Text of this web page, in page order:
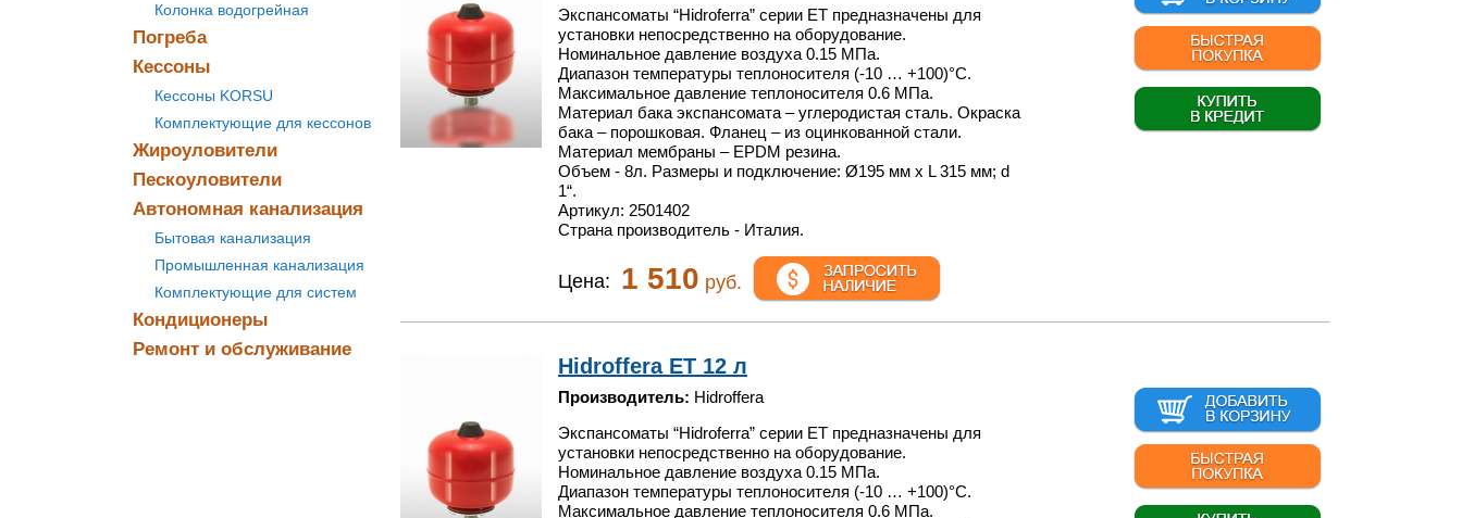
Колонка водогрейная
Погреба
Кессоны
Кессоны KORSU
Комплектующие для кессонов
Жироуловители
Пескоуловители
Автономная канализация
Бытовая канализация
Промышленная канализация
Комплектующие для систем
Кондиционеры
Ремонт и обслуживание
Экспансоматы “Hidroferra” серии ET предназначены для
установки непосредственно на оборудование.
Номинальное давление воздуха 0.15 МПа.
Диапазон температуры теплоносителя (-10 … +100)°С.
Максимальное давление теплоносителя 0.6 МПа.
Материал бака экспансомата – углеродистая сталь. Окраска
бака – порошковая. Фланец – из оцинкованной стали.
Материал мембраны – EPDM резина.
Объем - 8л. Размеры и подключение: Ø195 мм x L 315 мм; d
1“.
Артикул: 2501402
Страна производитель - Италия.
Цена: 1 510 руб.
Hidroffera ET 12 л
Производитель: Hidroffera
Экспансоматы “Hidroferra” серии ET предназначены для
установки непосредственно на оборудование.
Номинальное давление воздуха 0.15 МПа.
Диапазон температуры теплоносителя (-10 … +100)°С.
Максимальное давление теплоносителя 0.6 МПа.